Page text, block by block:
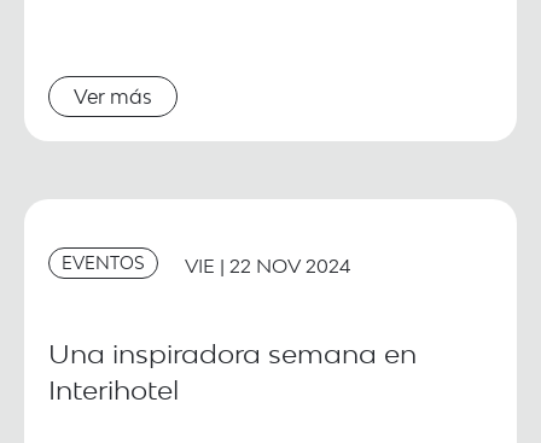
Ver más
EVENTOS VIE | 22 NOV 2024
Una inspiradora semana en
Interihotel